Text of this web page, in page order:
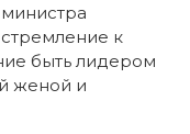
к
быть лидером
женой и